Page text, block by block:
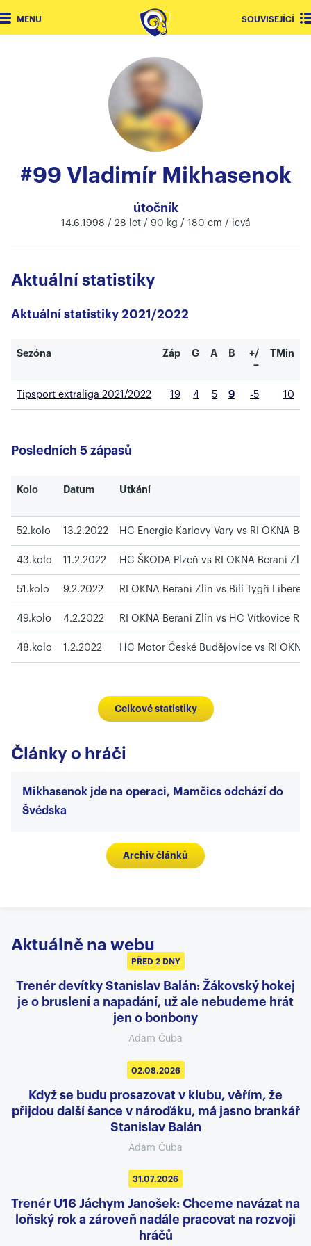
MENU SOUVISEJÍCÍ
#99 Vladimír Mikhasenok
útočník
14.6.1998 / 28 let / 90 kg / 180 cm / levá
Aktuální statistiky
Aktuální statistiky 2021/2022
Sezóna Záp G A B
+/
−
TMin
Tipsport extraliga 2021/2022 19 4 5 9 -5 10
Posledních 5 zápasů
Kolo Datum Utkání
52.kolo 13.2.2022 HC Energie Karlovy Vary vs RI OKNA
43.kolo 11.2.2022 HC ŠKODA Plzeň vs RI OKNA Berani Zlín
51.kolo 9.2.2022 RI OKNA Berani Zlín vs Bílí Tygři Liberec
49.kolo 4.2.2022 RI OKNA Berani Zlín vs HC Vítkovice
48.kolo 1.2.2022 HC Motor České Budějovice vs RI
Celkové statistiky
Články o hráči
Mikhasenok jde na operaci, Mamčics odchází do
Švédska
Archiv článků
Aktuálně na webu
PŘED 2 DNY
Trenér devítky Stanislav Balán: Žákovský hokej
je o bruslení a napadání, už ale nebudeme hrát
jen o bonbony
Adam Čuba
02.08.2026
Když se budu prosazovat v klubu, věřím, že
přijdou další šance v nároďáku, má jasno brankář
Stanislav Balán
Adam Čuba
31.07.2026
Trenér U16 Jáchym Janošek: Chceme navázat na
loňský rok a zároveň nadále pracovat na rozvoji
hráčů